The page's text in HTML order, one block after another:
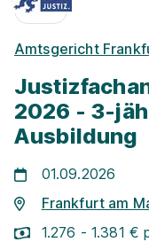
Amtsgericht
2026 - 3-
Ausbildung
01.09.2026
Frankfurt am
1.276 - 1.381 €